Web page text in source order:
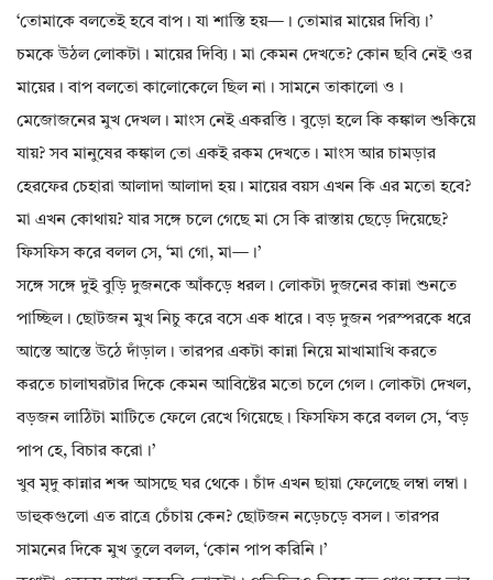
‘তোমাকে বলতেই হবে বাপ। যা শাস্তি হয়—। তোমার মায়ের দিব্যি।’
চমকে উঠল লোকটা। মায়ের দিব্যি। মা কেমন দেখতে? কোন ছবি নেই ওর
মায়ের। বাপ বলতো কালোকেলে ছিল না। সামনে তাকালো ও।
মেজোজনের মুখ দেখল। মাংস নেই একরত্তি। বুড়ো হলে কি কঙ্কাল শুকিয়ে
যায়? সব মানুষের কঙ্কাল তো একই রকম দেখতে। মাংস আর চামড়ার
হেরফের চেহারা আলাদা আলাদা হয়। মায়ের বয়স এখন কি এর মতো হবে?
মা এখন কোথায়? যার সঙ্গে চলে গেছে মা সে কি রাস্তায় ছেড়ে দিয়েছে?
ফিসফিস করে বলল সে, ‘মা গো, মা—।’
সঙ্গে সঙ্গে দুই বুড়ি দুজনকে আঁকড়ে ধরল। লোকটা দুজনের কান্না শুনতে
পাচ্ছিল। ছোটজন মুখ নিচু করে বসে এক ধারে। বড় দুজন পরস্পরকে ধরে
আস্তে আস্তে উঠে দাঁড়াল। তারপর একটা কান্না নিয়ে মাখামাখি করতে
করতে চালাঘরটার দিকে কেমন আবিষ্টের মতো চলে গেল। লোকটা দেখল,
বড়জন লাঠিটা মাটিতে ফেলে রেখে গিয়েছে। ফিসফিস করে বলল সে, ‘বড়
পাপ হে, বিচার করো।’
খুব মৃদু কান্নার শব্দ আসছে ঘর থেকে। চাঁদ এখন ছায়া ফেলেছে লম্বা লম্বা।
ডাহুকগুলো এত রাত্রে চেঁচায় কেন? ছোটজন নড়েচড়ে বসল। তারপর
সামনের দিকে মুখ তুলে বলল, ‘কোন পাপ করিনি।’